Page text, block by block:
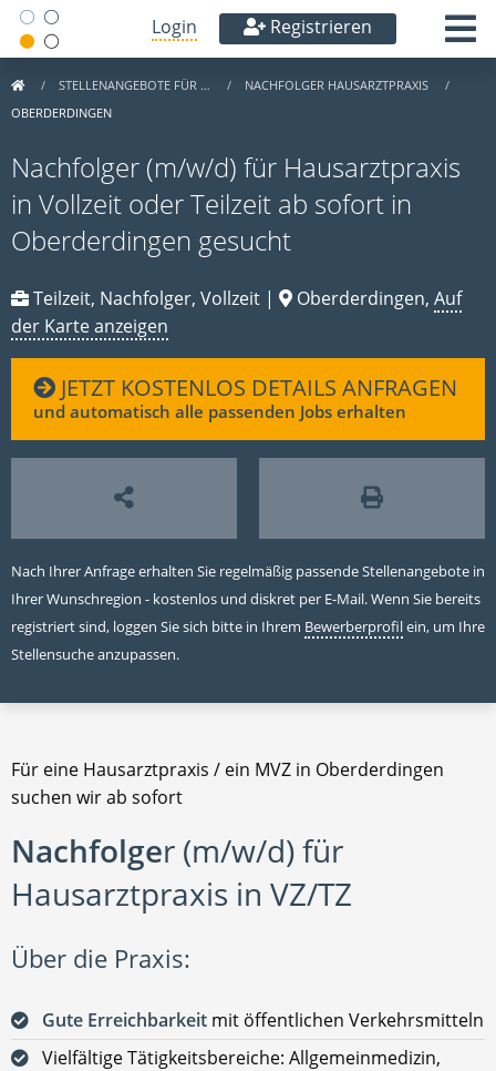
Login Registrieren
STELLENANGEBOTE FÜR …
NACHFOLGER HAUSARZTPRAXIS
OBERDERDINGEN
Nachfolger (m/w/d) für Hausarztpraxis
in Vollzeit oder Teilzeit ab sofort in
Oberderdingen gesucht
Teilzeit, Nachfolger, Vollzeit | Oberderdingen, Auf
der Karte anzeigen
JETZT KOSTENLOS DETAILS ANFRAGEN
und automatisch alle passenden Jobs erhalten
Nach Ihrer Anfrage erhalten Sie regelmäßig passende Stellenangebote in
Ihrer Wunschregion - kostenlos und diskret per E-Mail. Wenn Sie bereits
registriert sind, loggen Sie sich bitte in Ihrem Bewerberprofilein, um Ihre
Stellensuche anzupassen.
Für eine Hausarztpraxis / ein MVZ in Oberderdingen
suchen wir ab sofort
Nachfolger (m/w/d) für
Hausarztpraxis in VZ/TZ
Über die Praxis:
Gute Erreichbarkeit mit öffentlichen Verkehrsmitteln
Vielfältige Tätigkeitsbereiche: Allgemeinmedizin,